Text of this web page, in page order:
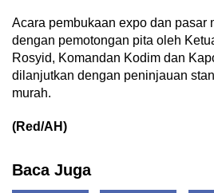
Acara pembukaan expo dan pasar
dengan pemotongan pita oleh
Rosyid, Komandan Kodim dan
dilanjutkan dengan peninjauan
murah.
(Red/AH)
Baca Juga